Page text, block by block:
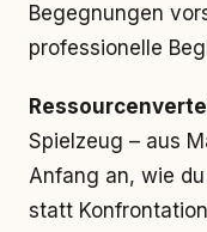
Begegnungen
professionelle
Spielzeug – aus
Anfang an, wie
statt